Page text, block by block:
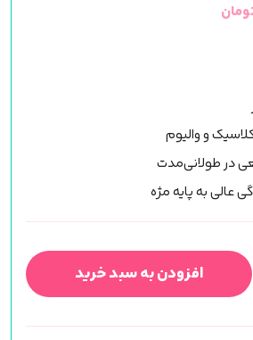
و والیوم
در طولانی‌مدت
عالی به پایه مژه
افزودن به سبد خرید